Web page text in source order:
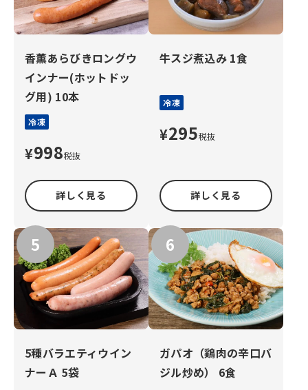
香薫あらびきロングウ
インナー(ホットドッ
グ用) 10本
冷凍
¥998税抜
詳しく見る
牛スジ煮込み 1食
冷凍
¥295税抜
詳しく見る
5種バラエティウイン
ナーＡ 5袋
ガパオ（鶏肉の辛口バ
ジル炒め） 6食